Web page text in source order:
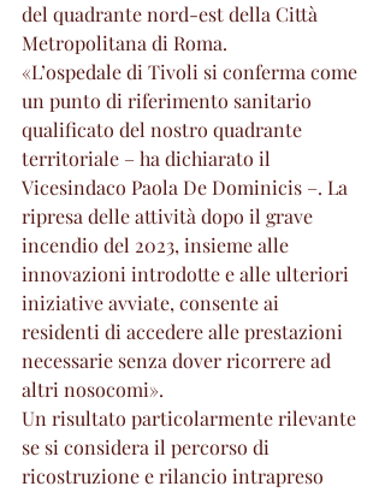
del quadrante nord-est della Città
Metropolitana di Roma.
«L’ospedale di Tivoli si conferma come
un punto di riferimento sanitario
qualificato del nostro quadrante
territoriale – ha dichiarato il
Vicesindaco Paola De Dominicis –. La
ripresa delle attività dopo il grave
incendio del 2023, insieme alle
innovazioni introdotte e alle ulteriori
iniziative avviate, consente ai
residenti di accedere alle prestazioni
necessarie senza dover ricorrere ad
altri nosocomi».
Un risultato particolarmente rilevante
se si considera il percorso di
ricostruzione e rilancio intrapreso